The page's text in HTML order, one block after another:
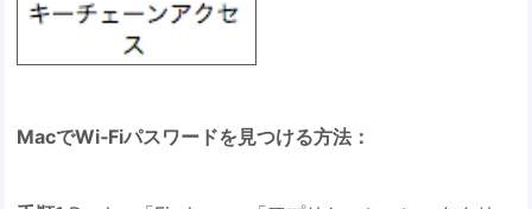
MacでWi‐Fiパスワードを見つける方法：